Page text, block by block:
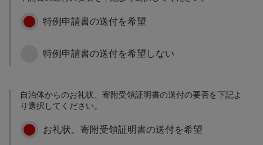
りと地域コミュニティの
特例申請書の送付を希望
特例申請書の送付を希望しない
自治体からのお礼状、寄附受領証明書の送付の要否を下記よ
り選択してください。
お礼状、寄附受領証明書の送付を希望